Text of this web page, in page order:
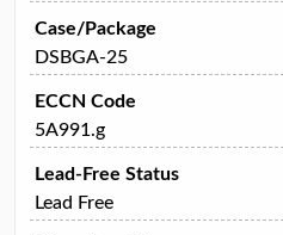
Case/Package
DSBGA-25
ECCN Code
5A991.g
Lead-Free Status
Lead Free